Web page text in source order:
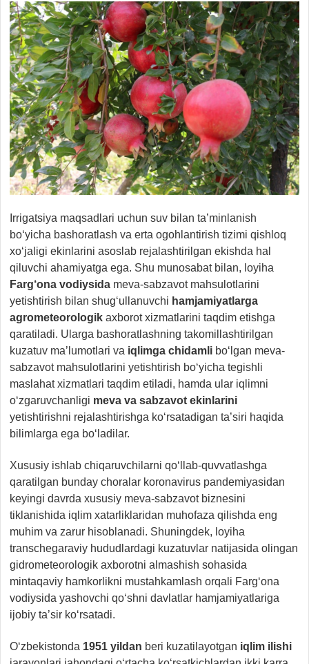
Irrigatsiya maqsadlari uchun suv bilan ta’minlanish
bo‘yicha bashoratlash va erta ogohlantirish tizimi qishloq
xo‘jaligi ekinlarini asoslab rejalashtirilgan ekishda hal
qiluvchi ahamiyatga ega. Shu munosabat bilan, loyiha
Farg‘ona vodiysida meva-sabzavot mahsulotlarini
yetishtirish bilan shug‘ullanuvchi hamjamiyatlarga
agrometeorologik axborot xizmatlarini taqdim etishga
qaratiladi. Ularga bashoratlashning takomillashtirilgan
kuzatuv ma’lumotlari va iqlimga chidamli bo‘lgan meva-
sabzavot mahsulotlarini yetishtirish bo‘yicha tegishli
maslahat xizmatlari taqdim etiladi, hamda ular iqlimni
o‘zgaruvchanligi meva va sabzavot ekinlarini
yetishtirishni rejalashtirishga ko‘rsatadigan ta’siri haqida
bilimlarga ega bo‘ladilar.
Xususiy ishlab chiqaruvchilarni qo‘llab-quvvatlashga
qaratilgan bunday choralar koronavirus pandemiyasidan
keyingi davrda xususiy meva-sabzavot biznesini
tiklanishida iqlim xatarliklaridan muhofaza qilishda eng
muhim va zarur hisoblanadi. Shuningdek, loyiha
transchegaraviy hududlardagi kuzatuvlar natijasida olingan
gidrometeorologik axborotni almashish sohasida
mintaqaviy hamkorlikni mustahkamlash orqali Farg‘ona
vodiysida yashovchi qo‘shni davlatlar hamjamiyatlariga
ijobiy ta’sir ko‘rsatadi.
O‘zbekistonda 1951 yildan beri kuzatilayotgan iqlim ilishi